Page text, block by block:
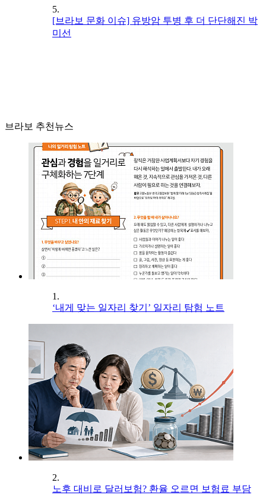
5.
[브라보 문화 이슈] 유방암 투병 후 더 단단해진 박
미선
브라보 추천뉴스
1.
‘내게 맞는 일자리 찾기’ 일자리 탐험 노트
2.
노후 대비로 달러보험? 환율 오르면 보험료 부담